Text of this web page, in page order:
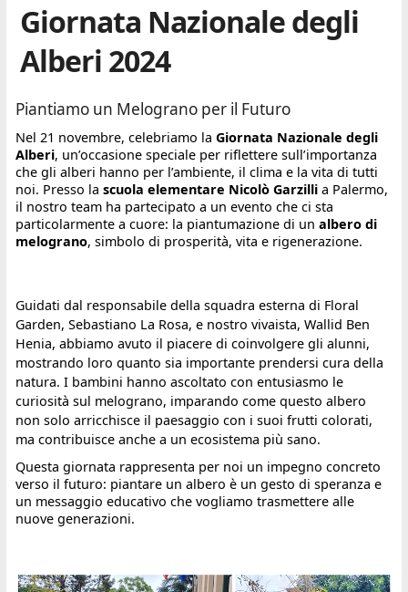
Giornata Nazionale degli
Alberi 2024
Piantiamo un Melograno per il Futuro
Nel 21 novembre, celebriamo la Giornata Nazionale degli
Alberi, un’occasione speciale per riflettere sull’importanza
che gli alberi hanno per l’ambiente, il clima e la vita di tutti
noi. Presso la scuola elementare Nicolò Garzillia Palermo,
il nostro team ha partecipato a un evento che ci sta
particolarmente a cuore: la piantumazione di un albero di
melograno, simbolo di prosperità, vita e rigenerazione.
Guidati dal responsabile della squadra esterna di Floral
Garden, Sebastiano La Rosa, e nostro vivaista, Wallid Ben
Henia, abbiamo avuto il piacere di coinvolgere gli alunni,
mostrando loro quanto sia importante prendersi cura della
natura. I bambini hanno ascoltato con entusiasmo le
curiosità sul melograno, imparando come questo albero
non solo arricchisce il paesaggio con i suoi frutti colorati,
ma contribuisce anche a un ecosistema più sano.
Questa giornata rappresenta per noi un impegno concreto
verso il futuro: piantare un albero è un gesto di speranza e
un messaggio educativo che vogliamo trasmettere alle
nuove generazioni.